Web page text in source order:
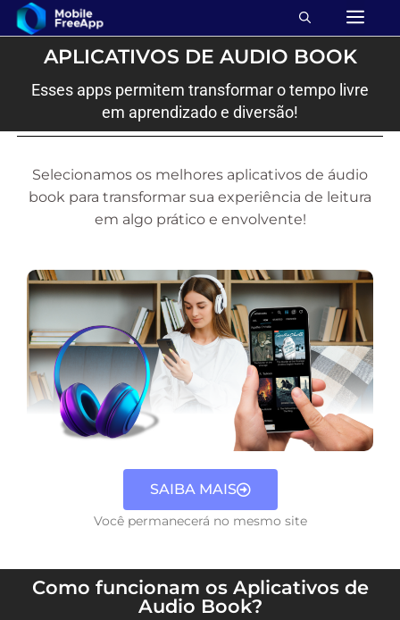
APLICATIVOS DE AUDIO BOOK
Esses apps permitem transformar o tempo livre
em aprendizado e diversão!
Selecionamos os melhores aplicativos de áudio
book para transformar sua experiência de leitura
em algo prático e envolvente!
SAIBA MAIS
Você permanecerá no mesmo site
Como funcionam os Aplicativos de
Audio Book?